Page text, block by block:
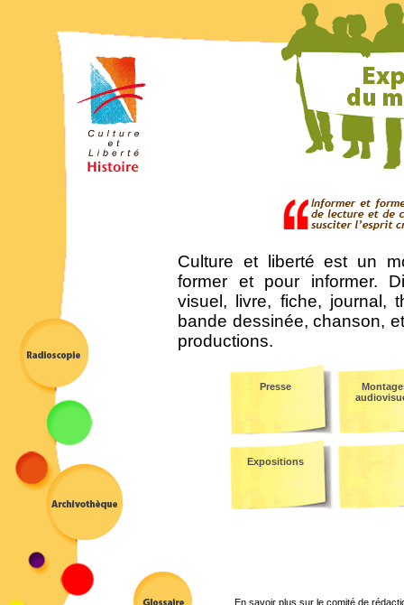
Culture et liberté est un
former et pour informer.
visuel, livre, fiche, journal,
bande dessinée, chanson,
productions.
Presse
Expositions
En savoir plus sur le comité de